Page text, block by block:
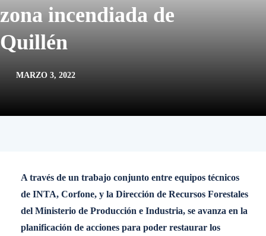
zona incendiada de
Quillén
MARZO 3, 2022
A través de un trabajo conjunto entre equipos técnicos
de INTA, Corfone, y la Dirección de Recursos Forestales
del Ministerio de Producción e Industria, se avanza en la
planificación de acciones para poder restaurar los